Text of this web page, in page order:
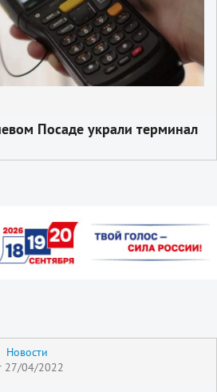
Посаде украли терминал
Новости
27/04/2022